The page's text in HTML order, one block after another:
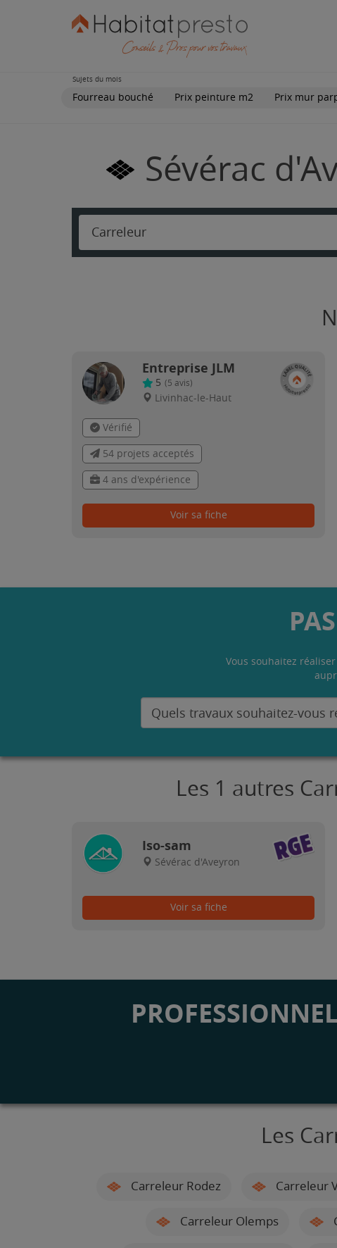
Sujets du mois
Fourreau bouché Prix peinture m2 Prix mur
Sévérac
Carreleur
Entreprise JLM
5 (5 avis)
Livinhac-le-Haut
Vérifié
54 projets acceptés
4 ans d'expérience
Voir sa fiche
Vous souhaitez
Les 1 autres
Iso-sam
Sévérac d'Aveyron
Voir sa fiche
Les
Carreleur Rodez Carreleur
Carreleur Olemps